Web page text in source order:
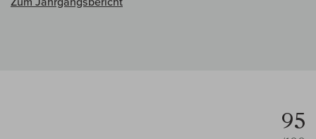
95